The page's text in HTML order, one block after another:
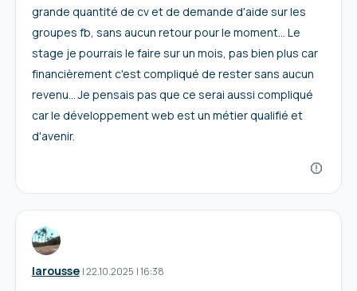
grande quantité de cv et de demande d'aide sur les
groupes fb, sans aucun retour pour le moment... Le
stage je pourrais le faire sur un mois, pas bien plus car
financièrement c'est compliqué de rester sans aucun
revenu... Je pensais pas que ce serai aussi compliqué
car le développement web est un métier qualifié et
d'avenir.
larousse I22.10.2025 |16:38